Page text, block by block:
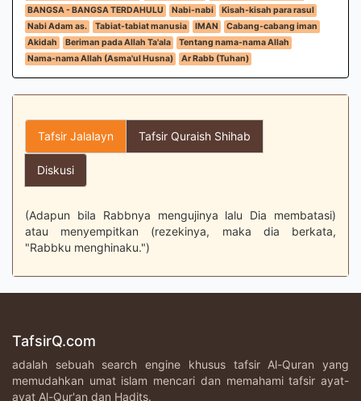
BANGSA - BANGSA TERDAHULU
Nabi-nabi
Kisah-kisah para rasul
Nabi Adam as.
Tabiat-tabiat manusia IMAN
Cabang-cabang iman
Akidah
Beriman pada Allah Ta'ala
Tentang nama-nama Allah
Nama-nama Allah (Asma'ul Husna)
Ar Rabb (Tuhan)
Tafsir Jalalayn Tafsir Quraish Shihab
Diskusi
(Adapun bila Rabbnya mengujinya lalu Dia membatasi)
atau menyempitkan (rezekinya, maka dia berkata,
"Rabbku menghinaku.")
TafsirQ.com
adalah sebuah search engine khusus tafsir Al-Quran yang
memudahkan umat islam mencari dan memahami tafsir ayat-
ayat Al-Qur'an dan Hadits.